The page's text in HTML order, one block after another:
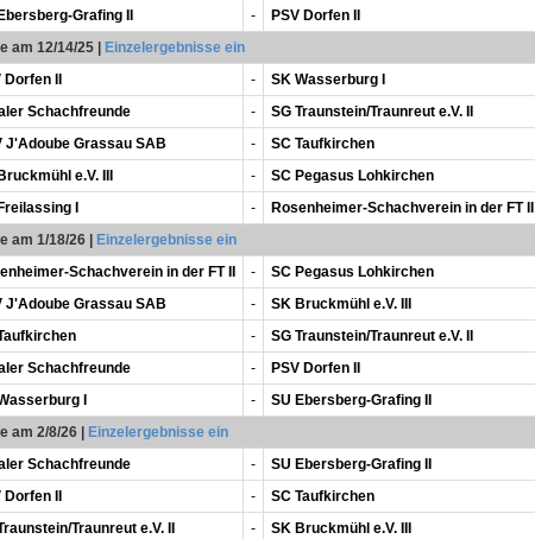
Grafing II - PSV Dorfen II
am 12/14/25| Einzelergebnisse ein
Dorfen II - SK Wasserburg I
Schachfreunde - SG Traunstein/Traunreut e.V. II
J'Adoube Grassau SAB - SC Taufkirchen
e.V. III - SC Pegasus Lohkirchen
I - Rosenheimer-Schachverein in der FT II
am 1/18/26| Einzelergebnisse ein
Schachverein in der FT II - SC Pegasus Lohkirchen
J'Adoube Grassau SAB - SK Bruckmühl e.V. III
- SG Traunstein/Traunreut e.V. II
Schachfreunde - PSV Dorfen II
I - SU Ebersberg-Grafing II
am 2/8/26| Einzelergebnisse ein
Schachfreunde - SU Ebersberg-Grafing II
Dorfen II - SC Taufkirchen
Traunreut e.V. II - SK Bruckmühl e.V. III